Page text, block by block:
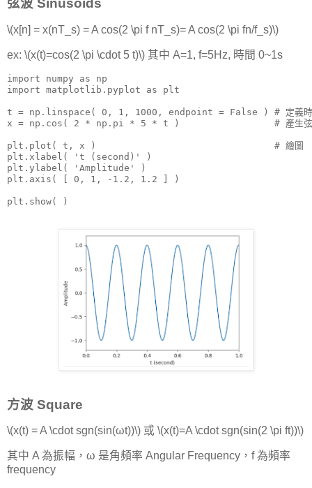
弦波 Sinusoids
\(x[n] = x(nT_s) = A cos(2 \pi f nT_s)= A cos(2 \pi fn/f_s)\)
ex: \(x(t)=cos(2 \pi \cdot 5 t)\) 其中 A=1, f=5Hz, 時間 0~1s
import numpy as np
import matplotlib.pyplot as plt
t = np.linspace( 0, 1, 1000, endpoint = False ) # 定義時
x = np.cos( 2 * np.pi * 5 * t )                 # 產生弦
plt.plot( t, x )                                # 繪圖
plt.xlabel( 't (second)' )
plt.ylabel( 'Amplitude' )
plt.axis( [ 0, 1, -1.2, 1.2 ] )
plt.show( )
方波 Square
\(x(t) = A \cdot sgn(sin(ωt))\) 或 \(x(t)=A \cdot sgn(sin(2 \pi ft))\)
其中 A 為振幅，ω 是角頻率 Angular Frequency，f 為頻率
frequency